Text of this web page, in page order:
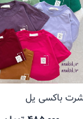
باکسی یل